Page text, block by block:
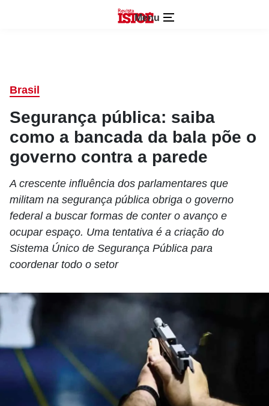
Menu
Brasil
Segurança pública: saiba
como a bancada da bala põe o
governo contra a parede
A crescente influência dos parlamentares que
militam na segurança pública obriga o governo
federal a buscar formas de conter o avanço e
ocupar espaço. Uma tentativa é a criação do
Sistema Único de Segurança Pública para
coordenar todo o setor